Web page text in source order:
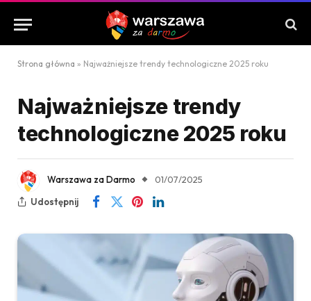
Strona główna » Najważniejsze trendy technologiczne 2025 roku
Najważniejsze trendy
technologiczne 2025 roku
Warszawa za Darmo
01/07/2025
Udostępnij